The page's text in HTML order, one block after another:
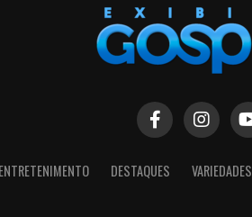
ENTRETENIMENTO DESTAQUES VARIEDADES